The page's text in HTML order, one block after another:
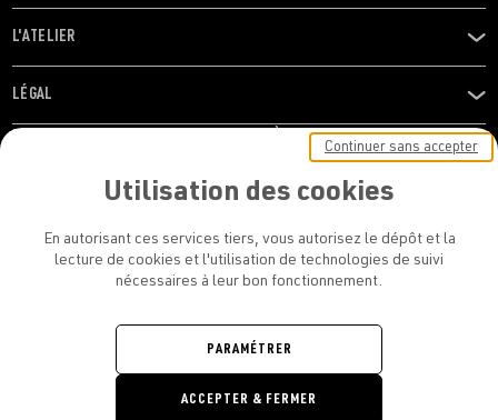
LE
MENU
OUVRIR
LE
MENU
L'ATELIER
OUVRIR
LE
LÉGAL
RESTONS EN CONTACT ! ABONNEZ-VOUS À NOTRE
conditions d’utilisation de l’Atelier Amelot
ATELIER AMELOT - TOUS DROITS
Utilisation des cookies
En autorisant ces services tiers, vous autorisez le dépôt et la
lecture de cookies et l'utilisation de technologies de suivi
nécessaires à leur bon fonctionnement.
Continuer sans accepter
PARAMÉTRER
ACCEPTER & FERMER